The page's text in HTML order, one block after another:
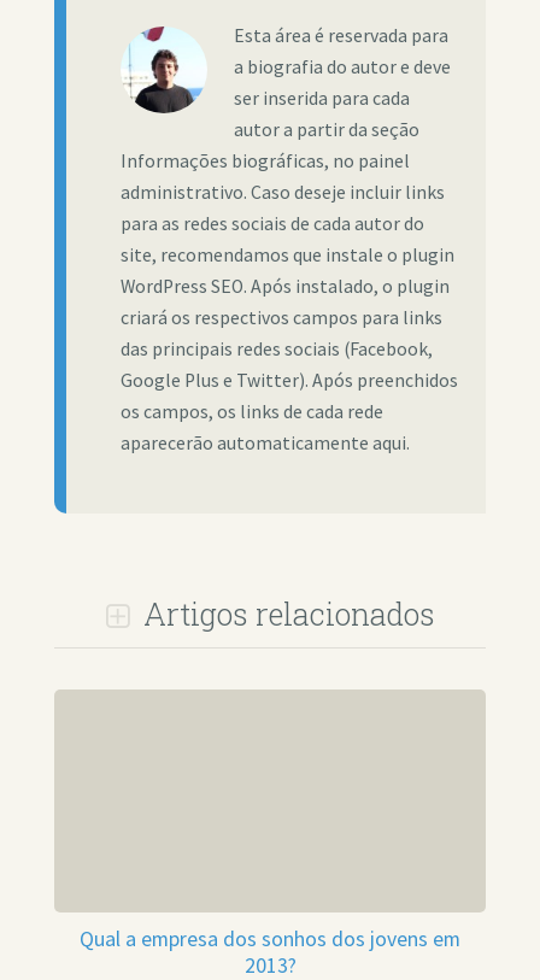
Esta área é reservada para
a biografia do autor e deve
ser inserida para cada
autor a partir da seção
Informações biográficas, no painel
administrativo. Caso deseje incluir links
para as redes sociais de cada autor do
site, recomendamos que instale o plugin
WordPress SEO. Após instalado, o plugin
criará os respectivos campos para links
das principais redes sociais (Facebook,
Google Plus e Twitter). Após preenchidos
os campos, os links de cada rede
aparecerão automaticamente aqui.
Artigos relacionados
Qual a empresa dos sonhos dos jovens em
2013?